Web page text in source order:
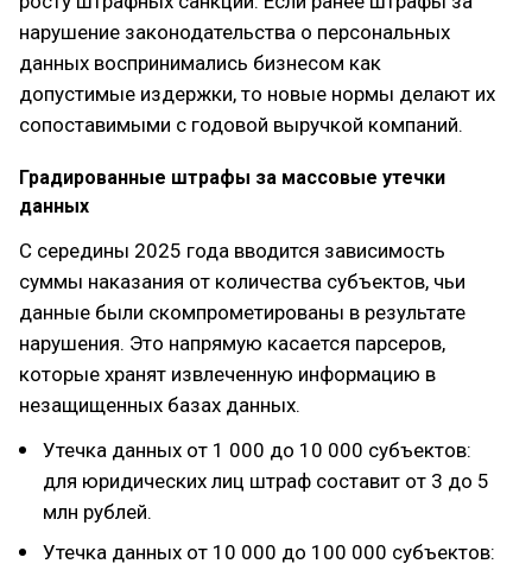
нарушение законодательства о персональных
данных воспринимались бизнесом как
допустимые издержки, то новые нормы делают их
сопоставимыми с годовой выручкой компаний.
Градированные штрафы за массовые утечки
данных
С середины 2025 года вводится зависимость
суммы наказания от количества субъектов, чьи
данные были скомпрометированы в результате
нарушения. Это напрямую касается парсеров,
которые хранят извлеченную информацию в
незащищенных базах данных.
Утечка данных от 1 000 до 10 000 субъектов:
для юридических лиц штраф составит от 3 до 5
млн рублей.
Утечка данных от 10 000 до 100 000 субъектов: